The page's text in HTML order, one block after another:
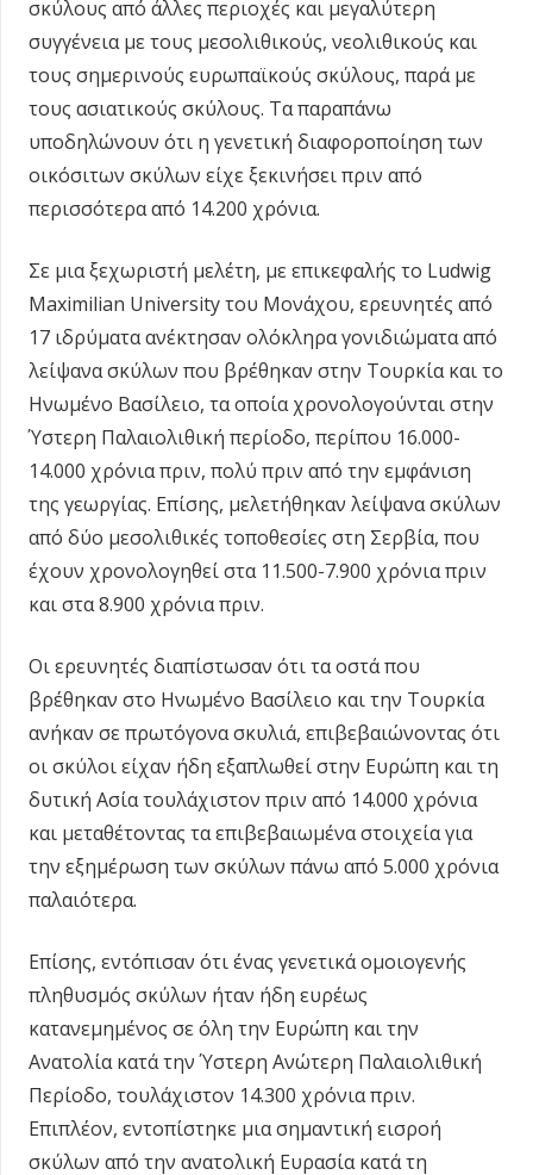
σκύλους από άλλες περιοχές και μεγαλύτερη
συγγένεια με τους μεσολιθικούς, νεολιθικούς και
τους σημερινούς ευρωπαϊκούς σκύλους, παρά με
τους ασιατικούς σκύλους. Τα παραπάνω
υποδηλώνουν ότι η γενετική διαφοροποίηση των
οικόσιτων σκύλων είχε ξεκινήσει πριν από
περισσότερα από 14.200 χρόνια.
Σε μια ξεχωριστή μελέτη, με επικεφαλής το Ludwig
Maximilian University του Μονάχου, ερευνητές από
17 ιδρύματα ανέκτησαν ολόκληρα γονιδιώματα από
λείψανα σκύλων που βρέθηκαν στην Τουρκία και το
Ηνωμένο Βασίλειο, τα οποία χρονολογούνται στην
Ύστερη Παλαιολιθική περίοδο, περίπου 16.000-
14.000 χρόνια πριν, πολύ πριν από την εμφάνιση
της γεωργίας. Επίσης, μελετήθηκαν λείψανα σκύλων
από δύο μεσολιθικές τοποθεσίες στη Σερβία, που
έχουν χρονολογηθεί στα 11.500-7.900 χρόνια πριν
και στα 8.900 χρόνια πριν.
Οι ερευνητές διαπίστωσαν ότι τα οστά που
βρέθηκαν στο Ηνωμένο Βασίλειο και την Τουρκία
ανήκαν σε πρωτόγονα σκυλιά, επιβεβαιώνοντας ότι
οι σκύλοι είχαν ήδη εξαπλωθεί στην Ευρώπη και τη
δυτική Ασία τουλάχιστον πριν από 14.000 χρόνια
και μεταθέτοντας τα επιβεβαιωμένα στοιχεία για
την εξημέρωση των σκύλων πάνω από 5.000 χρόνια
παλαιότερα.
Επίσης, εντόπισαν ότι ένας γενετικά ομοιογενής
πληθυσμός σκύλων ήταν ήδη ευρέως
κατανεμημένος σε όλη την Ευρώπη και την
Ανατολία κατά την Ύστερη Ανώτερη Παλαιολιθική
Περίοδο, τουλάχιστον 14.300 χρόνια πριν.
Επιπλέον, εντοπίστηκε μια σημαντική εισροή
σκύλων από την ανατολική Ευρασία κατά τη